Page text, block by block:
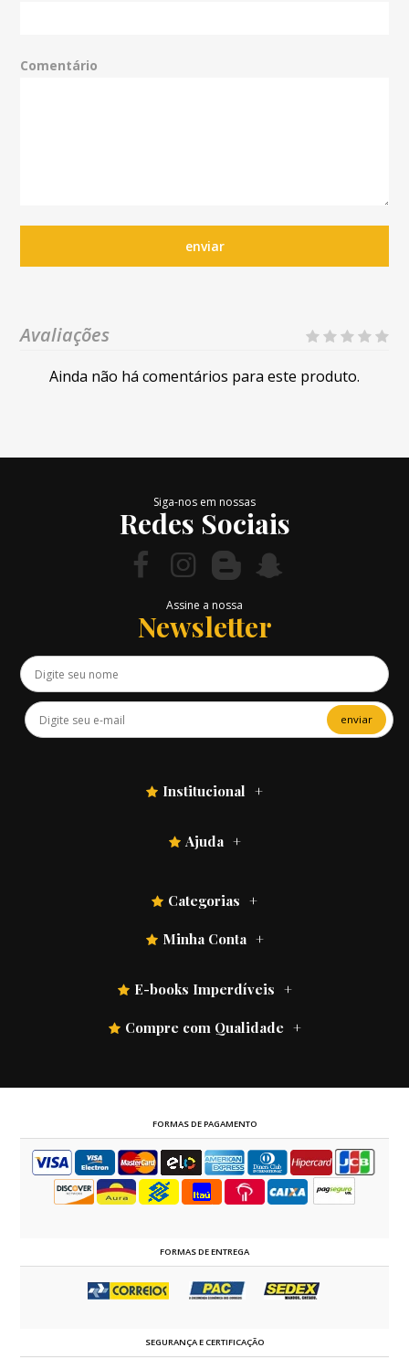
Comentário
enviar
Avaliações
Ainda não há comentários para este produto.
Siga-nos em nossas
Redes Sociais
Assine a nossa
Newsletter
enviar
Institucional
Ajuda
Categorias
Minha Conta
E-books Imperdíveis
Compre com Qualidade
FORMAS DE PAGAMENTO
FORMAS DE ENTREGA
SEGURANÇA E CERTIFICAÇÃO